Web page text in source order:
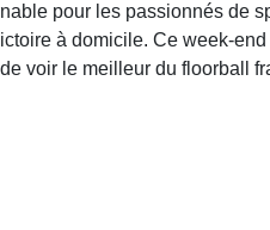
pour les passionnés de
à domicile. Ce week-
voir le meilleur du floorball